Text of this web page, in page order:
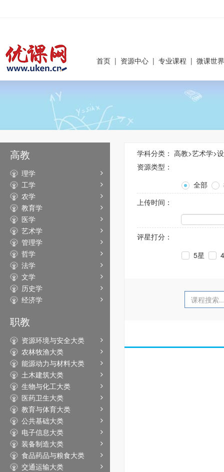
首页 | 资源中心 | 专业课程 | 微课世界
高教
理学
工学
农学
教育学
医学
艺术学
管理学
哲学
法学
文学
历史学
经济学
职教
资源环境与安全大类
农林牧渔大类
能源动力与材料大类
土木建筑大类
生物与化工大类
医药卫生大类
教育与体育大类
公共基础大类
电子信息大类
装备制造大类
食品药品与粮食大类
交通运输大类
学科分类： 高教>艺术学>
资源类型：
全部
上传时间：
评星打分：
5星